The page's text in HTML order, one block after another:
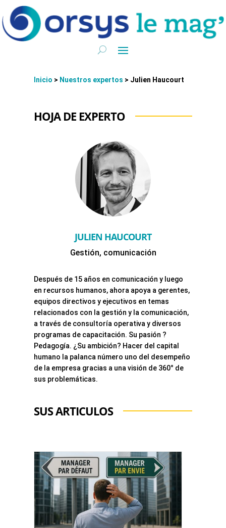
Inicio > Nuestros expertos > Julien Haucourt
HOJA DE EXPERTO
JULIEN HAUCOURT
Gestión, comunicación
Después de 15 años en comunicación y luego
en recursos humanos, ahora apoya a gerentes,
equipos directivos y ejecutivos en temas
relacionados con la gestión y la comunicación,
a través de consultoría operativa y diversos
programas de capacitación. Su pasión ?
Pedagogía. ¿Su ambición? Hacer del capital
humano la palanca número uno del desempeño
de la empresa gracias a una visión de 360° de
sus problemáticas.
SUS ARTICULOS